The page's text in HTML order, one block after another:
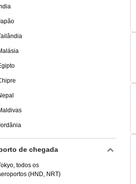
de chegada
todos os
(HND, NRT)